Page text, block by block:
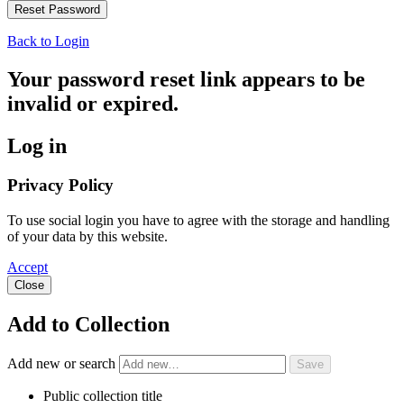
Back to Login
Your password reset link appears to be
invalid or expired.
Log in
Privacy Policy
To use social login you have to agree with the storage and handling
of your data by this website.
Accept
Close
Add to Collection
Add new or search
Public collection title